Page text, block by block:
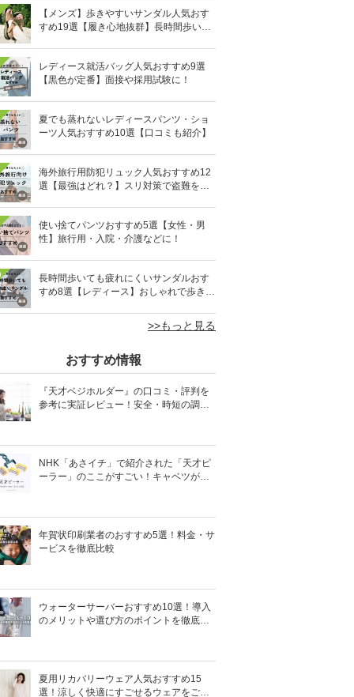
【メンズ】歩きやすいサンダル人気おす
すめ19選【履き心地抜群】長時間歩いて
レディース就活バッグ人気おすすめ9選
【黒色が定番】面接や採用試験に！
夏でも蒸れないレディースパンツ・ショ
ーツ人気おすすめ10選【口コミも紹介】
海外旅行用防犯リュック人気おすすめ12
選【最強はどれ？】スリ対策で盗難を防
使い捨てパンツおすすめ5選【女性・男
性】旅行用・入院・介護などに！
長時間歩いても疲れにくいサンダルおす
すめ8選【レディース】おしゃれで歩きや
>>もっと見る
おすすめ情報
『天才ベジホルダー』の口コミ・評判を
参考に実証レビュー！安全・時短の調理
NHK「あさイチ」で紹介された「天才ピ
ーラー」のここがすごい！キャベツがほ
年賀状印刷業者のおすすめ5選！料金・サ
ービスを徹底比較
ウォーターサーバーおすすめ10選！導入
のメリットや選び方のポイントを徹底解
夏用リカバリーウェア人気おすすめ15
選！涼しく快適にすごせるウェアをご紹